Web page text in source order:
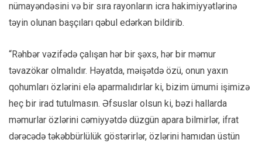
nümayəndəsini və bir sıra rayonların icra hakimiyyətlərinə
təyin olunan başçıları qəbul edərkən bildirib.
“Rəhbər vəzifədə çalışan hər bir şəxs, hər bir məmur
təvazökar olmalıdır. Həyatda, məişətdə özü, onun yaxın
qohumları özlərini elə aparmalıdırlar ki, bizim ümumi işimizə
heç bir irad tutulmasın. Əfsuslar olsun ki, bəzi hallarda
məmurlar özlərini cəmiyyətdə düzgün apara bilmirlər, ifrat
dərəcədə təkəbbürlülük göstərirlər, özlərini hamıdan üstün